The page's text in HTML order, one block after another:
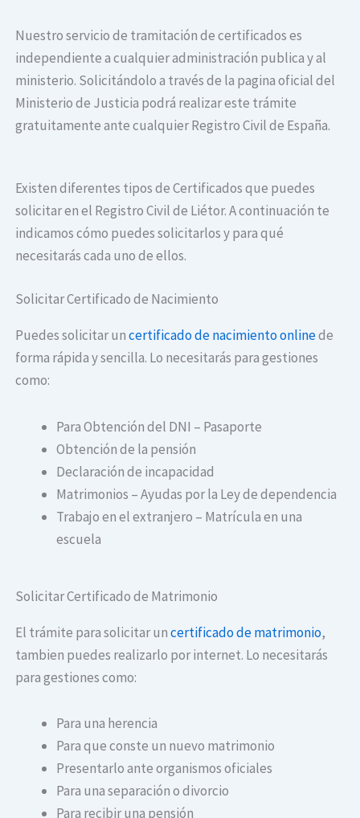
Nuestro servicio de tramitación de certificados es
independiente a cualquier administración publica y al
ministerio. Solicitándolo a través de la pagina oficial del
Ministerio de Justicia podrá realizar este trámite
gratuitamente ante cualquier Registro Civil de España.
Existen diferentes tipos de Certificados que puedes
solicitar en el Registro Civil de Liétor. A continuación te
indicamos cómo puedes solicitarlos y para qué
necesitarás cada uno de ellos.
Solicitar Certificado de Nacimiento
Puedes solicitar uncertificado de nacimiento onlinede
forma rápida y sencilla. Lo necesitarás para gestiones
como:
Para Obtención del DNI – Pasaporte
Obtención de la pensión
Declaración de incapacidad
Matrimonios – Ayudas por la Ley de dependencia
Trabajo en el extranjero – Matrícula en una
escuela
Solicitar Certificado de Matrimonio
El trámite para solicitar uncertificado de matrimonio,
tambien puedes realizarlo por internet. Lo necesitarás
para gestiones como:
Para una herencia
Para que conste un nuevo matrimonio
Presentarlo ante organismos oficiales
Para una separación o divorcio
Para recibir una pensión